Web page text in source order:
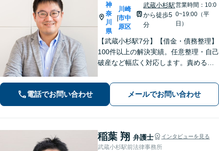
神
奈
川
県
|
川崎
市中
原区
武蔵小杉駅
から徒歩5
分
営業時間：10:0
0~19:00（平
日）
【武蔵小杉駅7分】【借金・債務整理】
100件以上の解決実績。任意整理・自己
破産など幅広く対応します。責めるこ
話ください【労働・雇用】固定残業代
請求について裁判実績あり【完全個
室】【土日祝日面談可】
電話でお問い合わせ メールでお問い合わせ
稲葉 翔 弁護士 インタビューを見る
武蔵小杉駅前法律事務所